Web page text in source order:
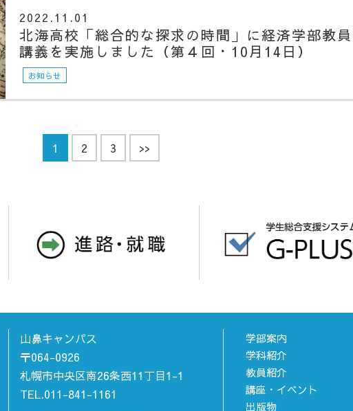
2022.11.01
北海高校「総合的な探求の時間」に経済学部教
講義を実施しました（第４回・10月14日）
お知らせ
1 2 3 >>
山鼻キャンパス
〒064-0926
札幌市中央区南26条西11丁目1-1
TEL.011-841-1161
学部案内
学科紹介
教員紹介
講座・イベント
出版物